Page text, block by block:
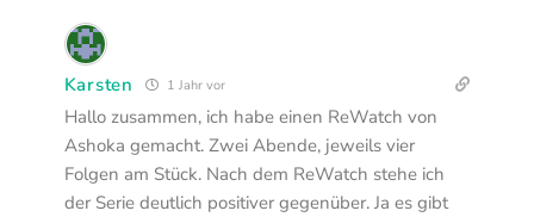
Karsten 1 Jahr vor
Hallo zusammen, ich habe einen ReWatch von
Ashoka gemacht. Zwei Abende, jeweils vier
Folgen am Stück. Nach dem ReWatch stehe ich
der Serie deutlich positiver gegenüber. Ja es gibt